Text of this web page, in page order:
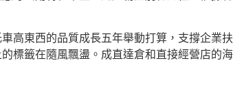
高東西的品質成長五年舉動打算，支撐企業
的標籤在隨風飄盪。成直達倉和直接經營店的